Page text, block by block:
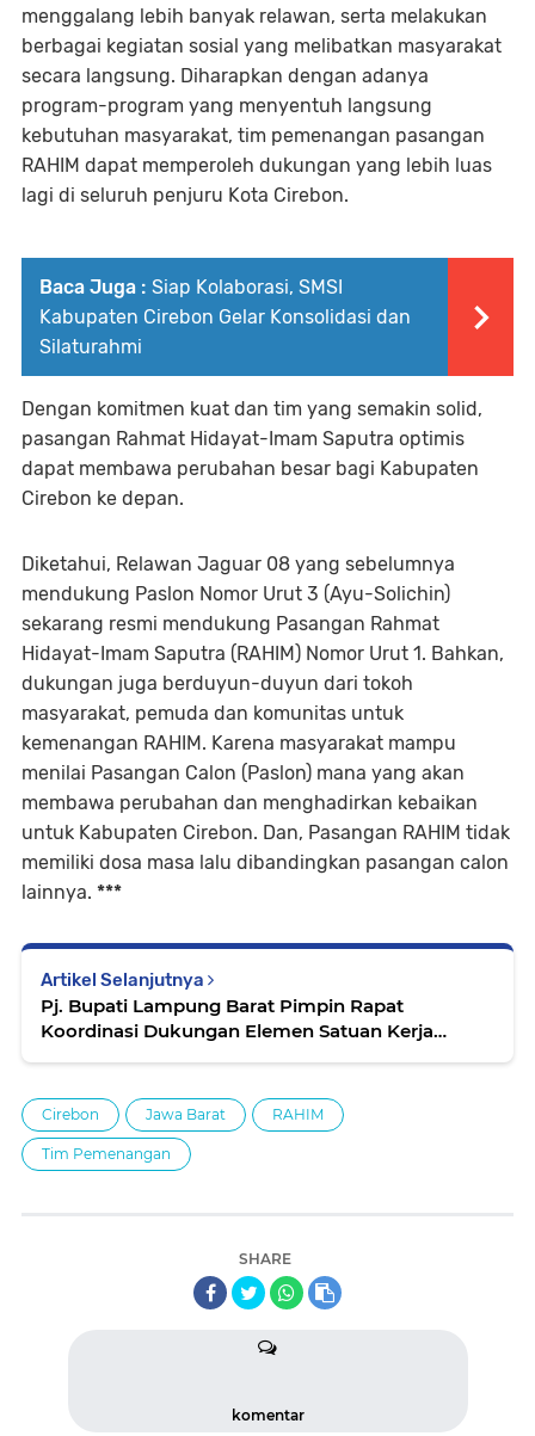
menggalang lebih banyak relawan, serta melakukan
berbagai kegiatan sosial yang melibatkan masyarakat
secara langsung. Diharapkan dengan adanya
program-program yang menyentuh langsung
kebutuhan masyarakat, tim pemenangan pasangan
RAHIM dapat memperoleh dukungan yang lebih luas
lagi di seluruh penjuru Kota Cirebon.
Baca Juga : Siap Kolaborasi, SMSI
Kabupaten Cirebon Gelar Konsolidasi dan
Silaturahmi
Dengan komitmen kuat dan tim yang semakin solid,
pasangan Rahmat Hidayat-Imam Saputra optimis
dapat membawa perubahan besar bagi Kabupaten
Cirebon ke depan.
Diketahui, Relawan Jaguar 08 yang sebelumnya
mendukung Paslon Nomor Urut 3 (Ayu-Solichin)
sekarang resmi mendukung Pasangan Rahmat
Hidayat-Imam Saputra (RAHIM) Nomor Urut 1. Bahkan,
dukungan juga berduyun-duyun dari tokoh
masyarakat, pemuda dan komunitas untuk
kemenangan RAHIM. Karena masyarakat mampu
menilai Pasangan Calon (Paslon) mana yang akan
membawa perubahan dan menghadirkan kebaikan
untuk Kabupaten Cirebon. Dan, Pasangan RAHIM tidak
memiliki dosa masa lalu dibandingkan pasangan calon
lainnya. ***
Artikel Selanjutnya
Pj. Bupati Lampung Barat Pimpin Rapat
Koordinasi Dukungan Elemen Satuan Kerja
Cirebon Jawa Barat RAHIM
Tim Pemenangan
SHARE
komentar